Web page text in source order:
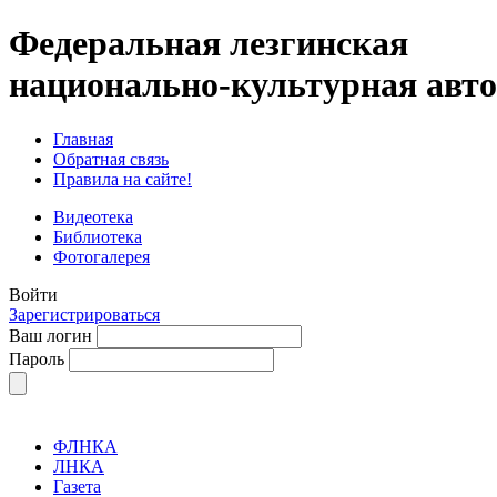
Федеральная лезгинская
национально-культурная
Главная
Обратная связь
Правила на сайте!
Видеотека
Библиотека
Фотогалерея
Войти
Зарегистрироваться
Ваш логин
Пароль
ФЛНКА
ЛНКА
Газета